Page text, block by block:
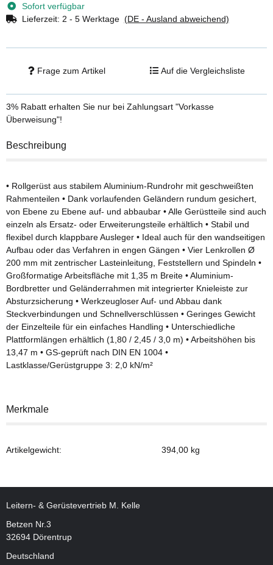
Sofort verfügbar
Lieferzeit: 2 - 5 Werktage (DE - Ausland abweichend)
Frage zum Artikel Auf die Vergleichsliste
3% Rabatt erhalten Sie nur bei Zahlungsart "Vorkasse
Überweisung"!
Beschreibung
• Rollgerüst aus stabilem Aluminium-Rundrohr mit geschweißten
Rahmenteilen • Dank vorlaufenden Geländern rundum gesichert,
von Ebene zu Ebene auf- und abbaubar • Alle Gerüstteile sind auch
einzeln als Ersatz- oder Erweiterungsteile erhältlich • Stabil und
flexibel durch klappbare Ausleger • Ideal auch für den wandseitigen
Aufbau oder das Verfahren in engen Gängen • Vier Lenkrollen Ø
200 mm mit zentrischer Lasteinleitung, Feststellern und Spindeln •
Großformatige Arbeitsfläche mit 1,35 m Breite • Aluminium-
Bordbretter und Geländerrahmen mit integrierter Knieleiste zur
Absturzsicherung • Werkzeugloser Auf- und Abbau dank
Steckverbindungen und Schnellverschlüssen • Geringes Gewicht
der Einzelteile für ein einfaches Handling • Unterschiedliche
Plattformlängen erhältlich (1,80 / 2,45 / 3,0 m) • Arbeitshöhen bis
13,47 m • GS-geprüft nach DIN EN 1004 •
Lastklasse/Gerüstgruppe 3: 2,0 kN/m²
Merkmale
Artikelgewicht: 394,00 kg
Leitern- & Gerüstevertrieb M. Kelle
Betzen Nr.3
32694 Dörentrup
Deutschland